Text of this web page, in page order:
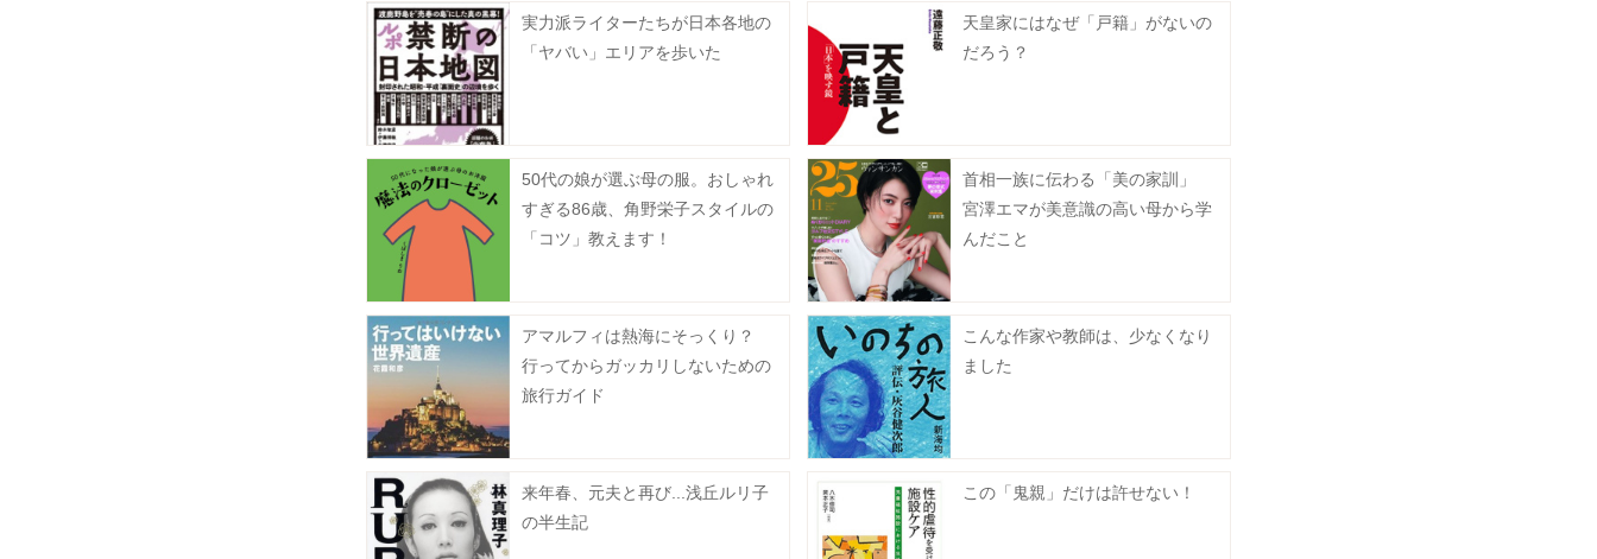
実力派ライターたちが日本各地の
「ヤバい」エリアを歩いた
天皇家にはなぜ「戸籍」がないの
だろう？
50代の娘が選ぶ母の服。おしゃれ
すぎる86歳、角野栄子スタイルの
「コツ」教えます！
首相一族に伝わる「美の家訓」
宮澤エマが美意識の高い母から学
んだこと
アマルフィは熱海にそっくり？
行ってからガッカリしないための
旅行ガイド
こんな作家や教師は、少なくなり
ました
来年春、元夫と再び...浅丘ルリ子
の半生記
この「鬼親」だけは許せない！